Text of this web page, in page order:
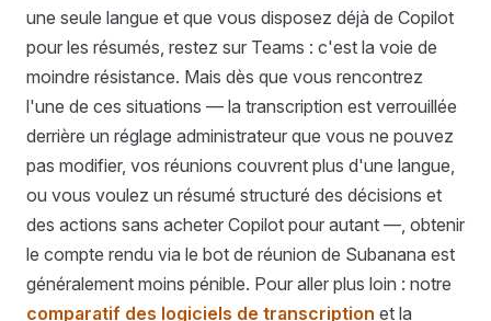
une seule langue et que vous disposez déjà de Copilot
pour les résumés, restez sur Teams : c'est la voie de
moindre résistance. Mais dès que vous rencontrez
l'une de ces situations — la transcription est verrouillée
derrière un réglage administrateur que vous ne pouvez
pas modifier, vos réunions couvrent plus d'une langue,
ou vous voulez un résumé structuré des décisions et
des actions sans acheter Copilot pour autant —, obtenir
le compte rendu via le bot de réunion de Subanana est
généralement moins pénible. Pour aller plus loin : notre
comparatif des logiciels de transcription et la